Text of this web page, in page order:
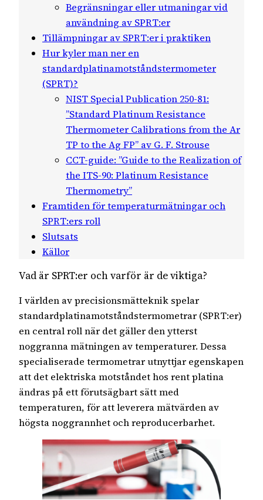
Begränsningar eller utmaningar vid
användning av SPRT:er
Tillämpningar av SPRT:er i praktiken
Hur kyler man ner en
standardplatinamotståndstermometer
(SPRT)?
NIST Special Publication 250-81:
”Standard Platinum Resistance
Thermometer Calibrations from the Ar
TP to the Ag FP” av G. F. Strouse
CCT-guide: ”Guide to the Realization of
the ITS-90: Platinum Resistance
Thermometry”
Framtiden för temperaturmätningar och
SPRT:ers roll
Slutsats
Källor
Vad är SPRT:er och varför är de viktiga?
I världen av precisionsmätteknik spelar
standardplatinamotståndstermometrar (SPRT:er)
en central roll när det gäller den ytterst
noggranna mätningen av temperaturer. Dessa
specialiserade termometrar utnyttjar egenskapen
att det elektriska motståndet hos rent platina
ändras på ett förutsägbart sätt med
temperaturen, för att leverera mätvärden av
högsta noggrannhet och reproducerbarhet.